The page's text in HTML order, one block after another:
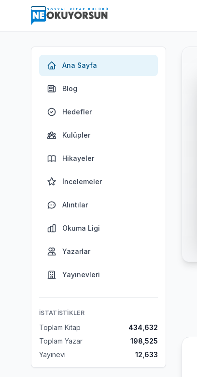
Ana Sayfa
Blog
Hedefler
Kulüpler
Hikayeler
İncelemeler
Alıntılar
Okuma Ligi
Yazarlar
Yayınevleri
İSTATISTIKLER
Toplam Kitap
434,632
Toplam Yazar
198,525
Yayınevi
12,633